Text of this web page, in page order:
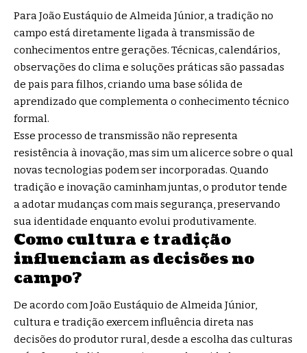
Para João Eustáquio de Almeida Júnior, a tradição no
campo está diretamente ligada à transmissão de
conhecimentos entre gerações. Técnicas, calendários,
observações do clima e soluções práticas são passadas
de pais para filhos, criando uma base sólida de
aprendizado que complementa o conhecimento técnico
formal.
Esse processo de transmissão não representa
resistência à inovação, mas sim um alicerce sobre o qual
novas tecnologias podem ser incorporadas. Quando
tradição e inovação caminham juntas, o produtor tende
a adotar mudanças com mais segurança, preservando
sua identidade enquanto evolui produtivamente.
Como cultura e tradição
influenciam as decisões no
campo?
De acordo com João Eustáquio de Almeida Júnior,
cultura e tradição exercem influência direta nas
decisões do produtor rural, desde a escolha das culturas